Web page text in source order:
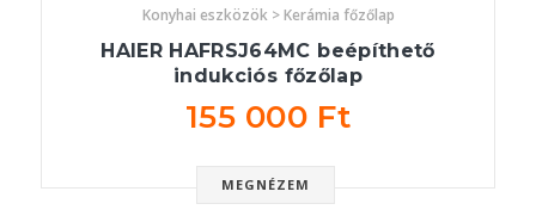
Konyhai eszközök > Kerámia főzőlap
HAIER HAFRSJ64MC beépíthető
indukciós főzőlap
155 000 Ft
MEGNÉZEM